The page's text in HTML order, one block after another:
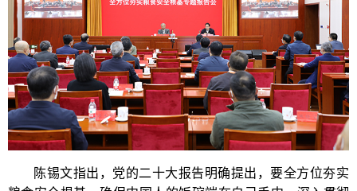
陈锡文指出，党的二十大报告明确提出，要全方位夯实